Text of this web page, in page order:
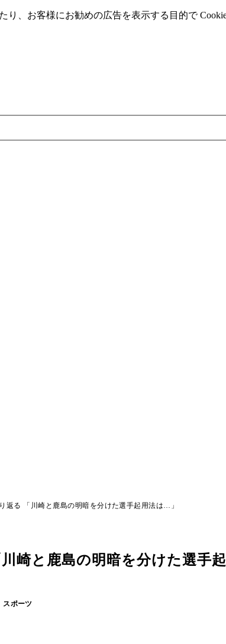
、お客様にお勧めの広告を表⽰する⽬的で
返る 「川崎と鹿島の明暗を分けた選手起用法は…」
崎と鹿島の明暗を分けた選手
スポーツ